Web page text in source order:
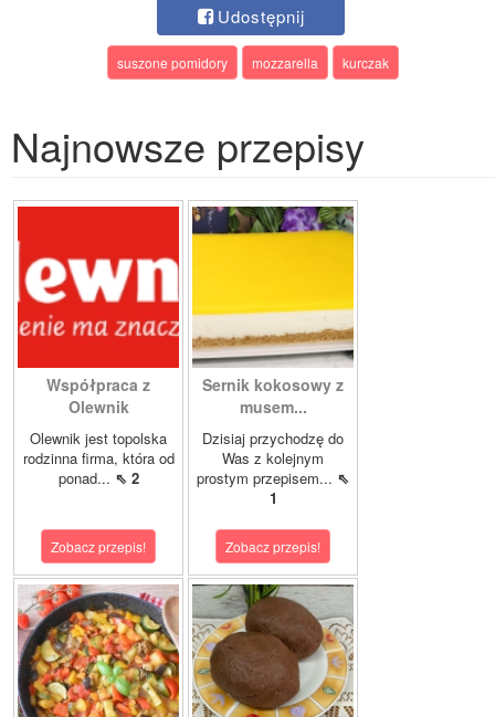
Udostępnij
suszone pomidory mozzarella kurczak
Najnowsze przepisy
Współpraca z
Olewnik
Olewnik jest topolska
rodzinna firma, która od
ponad... ⇖ 2
Zobacz przepis!
Sernik kokosowy z
musem...
Dzisiaj przychodzę do
Was z kolejnym
prostym przepisem... ⇖
1
Zobacz przepis!